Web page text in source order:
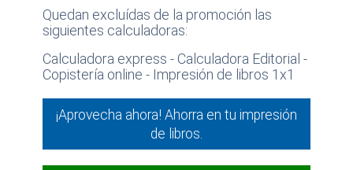
Quedan excluídas de la promoción las
siguientes calculadoras:
Calculadora express - Calculadora Editorial -
Copistería online - Impresión de libros 1x1
¡Aprovecha ahora! Ahorra en tu impresión
de libros.